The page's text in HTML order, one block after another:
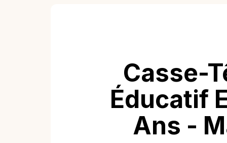
Casse-
Éducatif
Ans -